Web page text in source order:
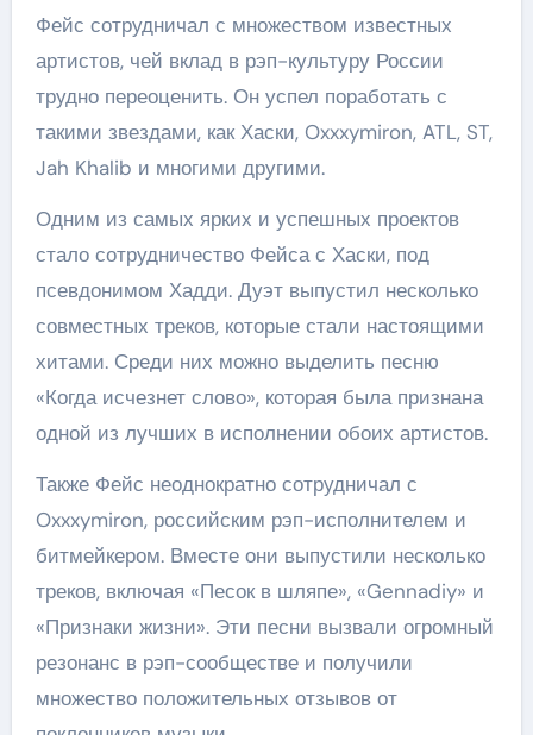
Фейс сотрудничал с множеством известных
артистов, чей вклад в рэп-культуру России
трудно переоценить. Он успел поработать с
такими звездами, как Хаски, Oxxxymiron, ATL, ST,
Jah Khalib и многими другими.
Одним из самых ярких и успешных проектов
стало сотрудничество Фейса с Хаски, под
псевдонимом Хадди. Дуэт выпустил несколько
совместных треков, которые стали настоящими
хитами. Среди них можно выделить песню
«Когда исчезнет слово», которая была признана
одной из лучших в исполнении обоих артистов.
Также Фейс неоднократно сотрудничал с
Oxxxymiron, российским рэп-исполнителем и
битмейкером. Вместе они выпустили несколько
треков, включая «Песок в шляпе», «Gennadiy» и
«Признаки жизни». Эти песни вызвали огромный
резонанс в рэп-сообществе и получили
множество положительных отзывов от